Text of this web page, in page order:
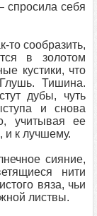
спросила себя
то сообразить,
в золотом
кустики, что
Тишина.
дубы, чуть
и снова
учитывая ее
и к лучшему.
сияние,
нити
вяза, чьи
листвы.